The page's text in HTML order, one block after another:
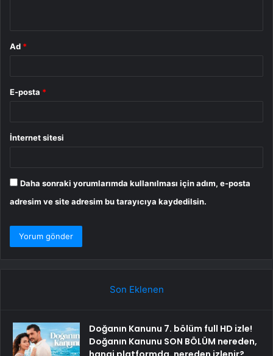
Ad *
E-posta *
İnternet sitesi
Daha sonraki yorumlarımda kullanılması için adım, e-posta
adresim ve site adresim bu tarayıcıya kaydedilsin.
Son Eklenen
Doğanın Kanunu 7. bölüm full HD izle!
Doğanın Kanunu SON BÖLÜM nereden,